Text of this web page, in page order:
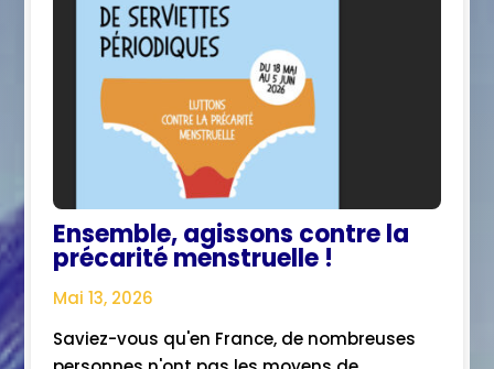
Ensemble, agissons contre la
précarité menstruelle !
Mai 13, 2026
Saviez-vous qu'en France, de nombreuses